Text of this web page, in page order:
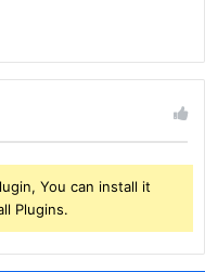
You can install it
Plugins.